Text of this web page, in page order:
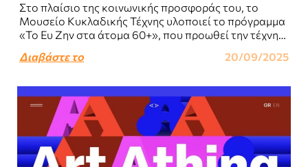
Στο πλαίσιο της κοινωνικής προσφοράς του, το
Μουσείο Κυκλαδικής Τέχνης υλοποιεί το πρόγραμμα
«Το Ευ Ζην στα άτομα 60+», που προωθεί την τέχνη
Διαβάστε το 20/09/2025